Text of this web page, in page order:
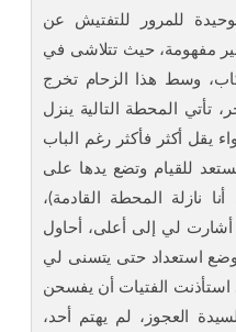
للمرور للتفتيش عن
مفهومة، حيث تتلاشى في
وسط هذا الزحام تخرج
تأتي المحطة التالية ينزل
يقل أكثر فأكثر رغم الباب
للقيام وتضع يدها على
نازلة المحطة القادمة)،
لي إلى أعلى، أحاول
استعداد حتى يتسنى لي
الفتيات أن يفسحن
العجوز، لم يهتم أحد،